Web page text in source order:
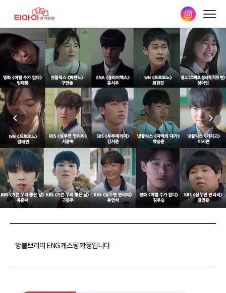
본문
바로가기
앙블쁘리띠 ENG 캐스팅 확정입니다